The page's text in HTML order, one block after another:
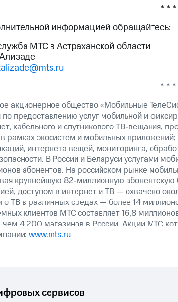
* * *
информацией обращайтесь:
МТС в Астраханской области
* * *
акционерное общество «Мобильные
по предоставлению услуг мобильной и
кабельного и спутникового ТВ-вещания;
рамках экосистем и мобильных
интернета вещей, мониторинга,
В России и Беларуси услугами
абонентов. На российском рынке
крупнейшую 82-миллионную
доступом в интернет и ТВ — охвачено
ТВ в различных средах — более 14
клиентов МТС составляет 16,8
чем 4 200 магазинов в России. Акции МТС
www.mts.ru
сервисов